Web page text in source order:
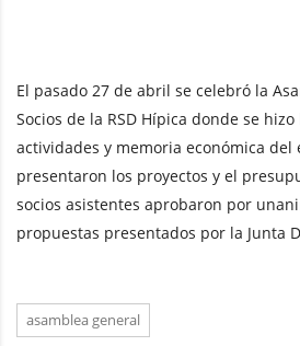
El pasado 27 de abril se celebró la
Socios de la RSD Hípica donde se
actividades y memoria económica del
presentaron los proyectos y el
socios asistentes aprobaron por
propuestas presentados por la Junta
asamblea general